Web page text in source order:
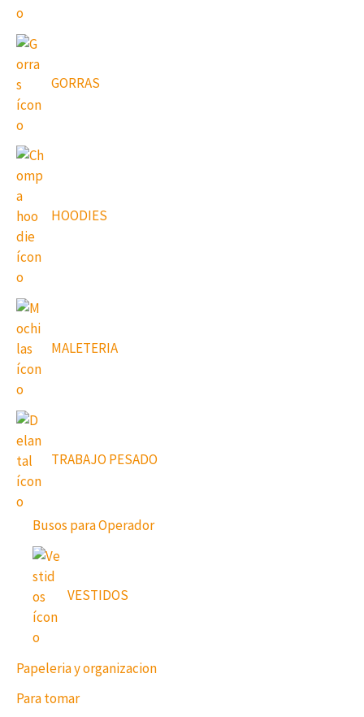
GORRAS
HOODIES
MALETERIA
TRABAJO PESADO
Busos para Operador
VESTIDOS
Papeleria y organizacion
Para tomar